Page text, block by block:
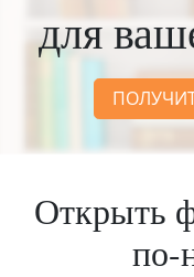
для
Открыть
по-